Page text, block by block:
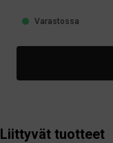
Varastossa
Liittyvät tuotteet